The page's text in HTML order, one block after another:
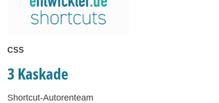
CSS
3 Kaskade
Shortcut-Autorenteam